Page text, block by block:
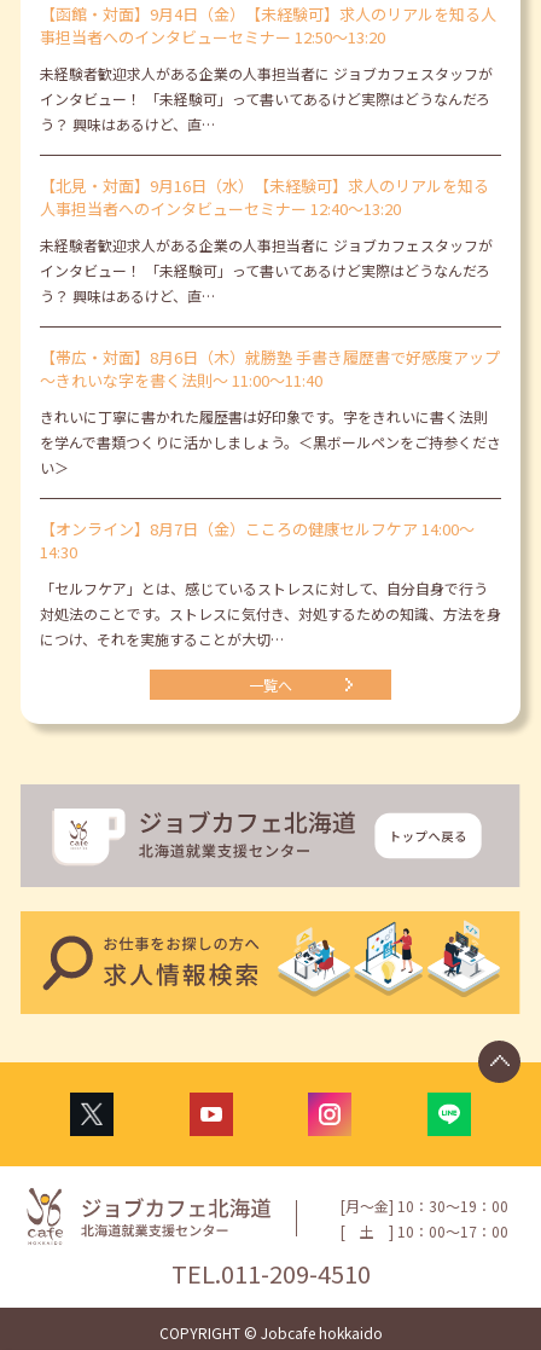
【函館・対面】9月4日（金）【未経験可】求人のリアルを知る人
事担当者へのインタビューセミナー 12:50～13:20
未経験者歓迎求人がある企業の人事担当者に ジョブカフェスタッフが
インタビュー！ 「未経験可」って書いてあるけど実際はどうなんだろ
う？ 興味はあるけど、直…
【北見・対面】9月16日（水）【未経験可】求人のリアルを知る
人事担当者へのインタビューセミナー 12:40～13:20
未経験者歓迎求人がある企業の人事担当者に ジョブカフェスタッフが
インタビュー！ 「未経験可」って書いてあるけど実際はどうなんだろ
う？ 興味はあるけど、直…
【帯広・対面】8月6日（木）就勝塾 手書き履歴書で好感度アップ
～きれいな字を書く法則～ 11:00～11:40
きれいに丁寧に書かれた履歴書は好印象です。字をきれいに書く法則
を学んで書類つくりに活かしましょう。＜黒ボールペンをご持参くださ
い＞
【オンライン】8月7日（金）こころの健康セルフケア 14:00～
14:30
「セルフケア」とは、感じているストレスに対して、自分自身で行う
対処法のことです。ストレスに気付き、対処するための知識、方法を身
につけ、それを実施することが大切…
一覧へ
[月〜金] 10：30〜19：00
[
土 ] 10：00〜17：00
TEL.011-209-4510
COPYRIGHT © Jobcafe hokkaido